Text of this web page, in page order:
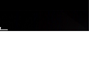
...